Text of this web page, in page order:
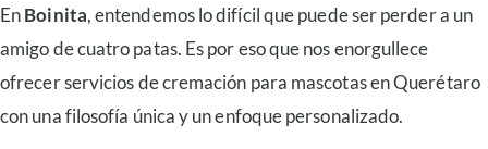
EnBoinita, entendemos lo difícil que puede ser perder a un
amigo de cuatro patas. Es por eso que nos enorgullece
ofrecer servicios de cremación para mascotas en Querétaro
con una filosofía única y un enfoque personalizado.